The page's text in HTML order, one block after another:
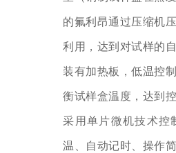
的氟利昂通过压缩机
利用，达到对试样的
装有加热板，低温控
衡试样盒温度，达到
采用单片微机技术控
温、自动记时、操作